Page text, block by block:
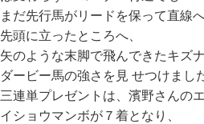
まだ先行馬がリードを保って直線
先頭に立ったところへ、
矢のような末脚で飛んできたキズ
ダービー馬の強さを見 せつけまし
三連単プレゼントは、濱野さんの
イショウマンボが７着となり、